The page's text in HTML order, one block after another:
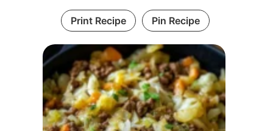
Print Recipe Pin Recipe